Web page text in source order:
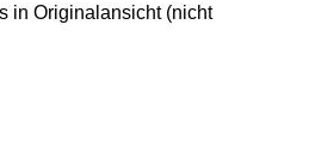
in Originalansicht (nicht